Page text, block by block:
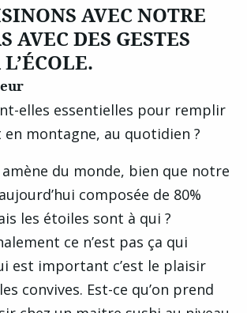
AVEC NOTRE
AVEC DES GESTES
elles essentielles pour remplir
montagne, au quotidien ?
du monde, bien que notre
composée de 80%
les étoiles sont à qui ?
ce n’est pas ça qui
est important c’est le plaisir
convives. Est-ce qu’on prend